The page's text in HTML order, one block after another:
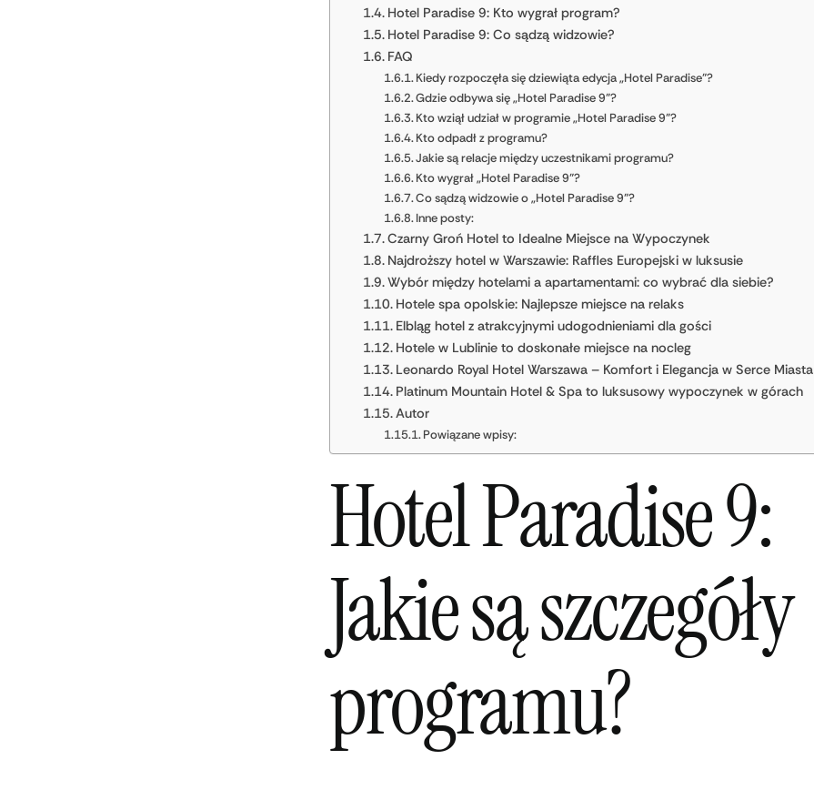
Hotel Paradise 9: Kto wygrał program?
Hotel Paradise 9: Co sądzą widzowie?
FAQ
Kiedy rozpoczęła się dziewiąta edycja „Hotel Paradise”?
Gdzie odbywa się „Hotel Paradise 9”?
Kto wziął udział w programie „Hotel Paradise 9”?
Kto odpadł z programu?
Jakie są relacje między uczestnikami programu?
Kto wygrał „Hotel Paradise 9”?
Co sądzą widzowie o „Hotel Paradise 9”?
Inne posty:
Czarny Groń Hotel to Idealne Miejsce na Wypoczynek
Najdroższy hotel w Warszawie: Raffles Europejski w luksusie
Wybór między hotelami a apartamentami: co wybrać dla siebie?
Hotele spa opolskie: Najlepsze miejsce na relaks
Elbląg hotel z atrakcyjnymi udogodnieniami dla gości
Hotele w Lublinie to doskonałe miejsce na nocleg
Leonardo Royal Hotel Warszawa – Komfort i Elegancja w Serce Miasta
Platinum Mountain Hotel & Spa to luksusowy wypoczynek w górach
Autor
Powiązane wpisy:
Hotel Paradise 9:
Jakie są szczegóły
programu?